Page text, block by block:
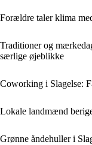
Forældre taler klima
Traditioner og
særlige øjeblikke
Coworking i Slagelse:
Lokale landmænd
Grønne åndehuller i